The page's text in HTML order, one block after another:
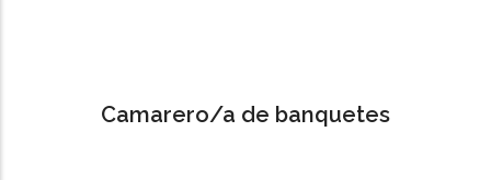
Camarero/a de banquetes